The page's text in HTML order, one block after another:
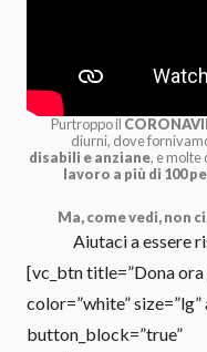
Purtroppo il
diurni, dove
disabili e anziane, e
lavoro a più di 100
Ma, come vedi, non
Aiutaci a essere
[vc_btn title=”Dona ora
color=”white” size=”lg”
button_block=”true”